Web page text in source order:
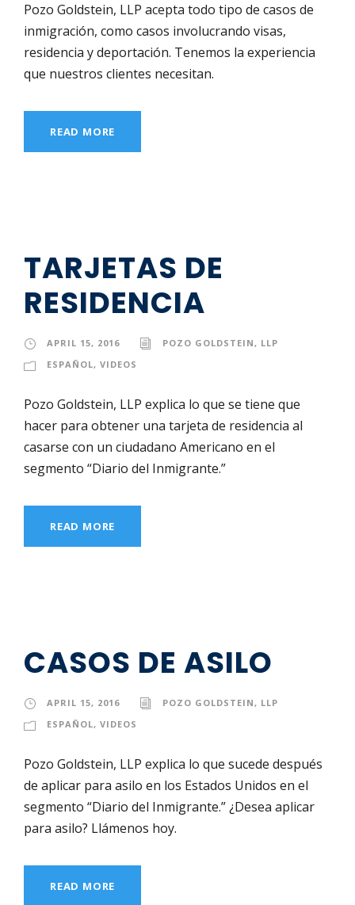
Pozo Goldstein, LLP acepta todo tipo de casos de
inmigración, como casos involucrando visas,
residencia y deportación. Tenemos la experiencia
que nuestros clientes necesitan.
READ MORE
TARJETAS DE
RESIDENCIA
APRIL 15, 2016
POZO GOLDSTEIN, LLP
ESPAÑOL, VIDEOS
Pozo Goldstein, LLP explica lo que se tiene que
hacer para obtener una tarjeta de residencia al
casarse con un ciudadano Americano en el
segmento “Diario del Inmigrante.”
READ MORE
CASOS DE ASILO
APRIL 15, 2016
POZO GOLDSTEIN, LLP
ESPAÑOL, VIDEOS
Pozo Goldstein, LLP explica lo que sucede después
de aplicar para asilo en los Estados Unidos en el
segmento “Diario del Inmigrante.” ¿Desea aplicar
para asilo? Llámenos hoy.
READ MORE